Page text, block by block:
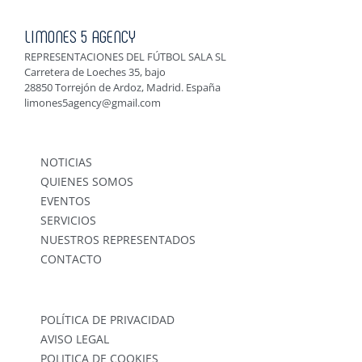
LIMONES 5 AGENCY
REPRESENTACIONES DEL FÚTBOL SALA SL
Carretera de Loeches 35, bajo
28850 Torrejón de Ardoz, Madrid. España
limones5agency@gmail.com
NOTICIAS
QUIENES SOMOS
EVENTOS
SERVICIOS
NUESTROS REPRESENTADOS
CONTACTO
POLÍTICA DE PRIVACIDAD
AVISO LEGAL
POLITICA DE COOKIES